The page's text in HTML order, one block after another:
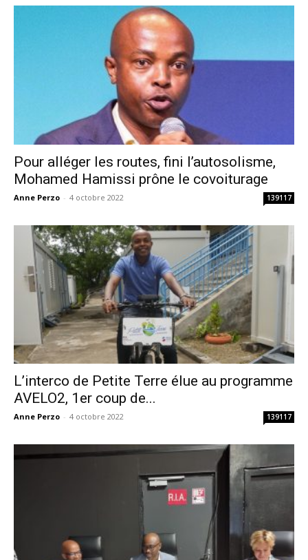
Pour alléger les routes, fini l’autosolisme,
Mohamed Hamissi prône le covoiturage
Anne Perzo - 4 octobre 2022 139117
L’interco de Petite Terre élue au programme
AVELO2, 1er coup de...
Anne Perzo - 4 octobre 2022 139117